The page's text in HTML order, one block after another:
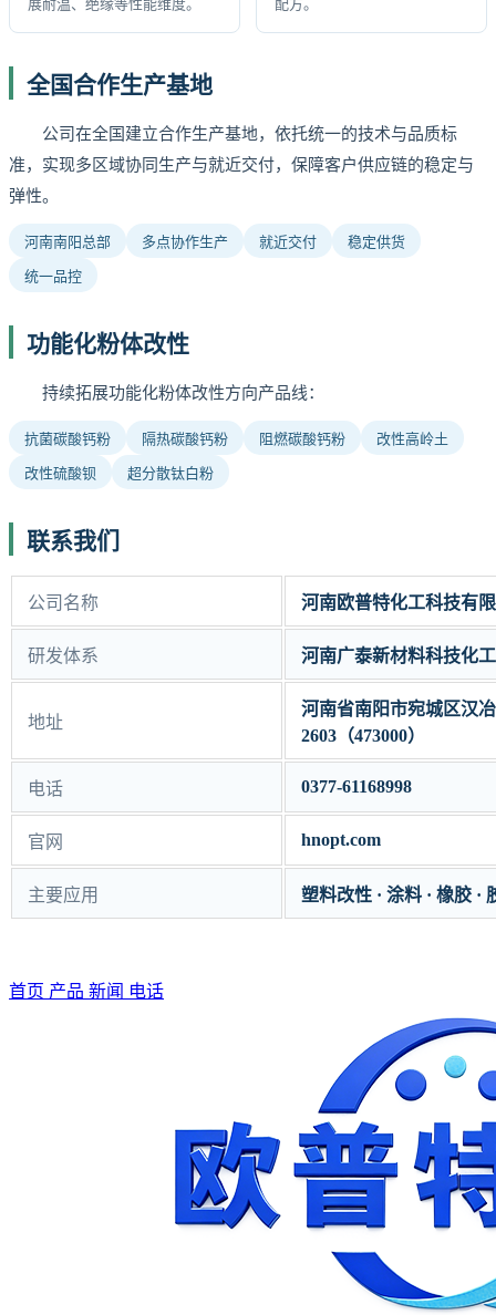
全国合作生产基地
公司在全国建立合作生产基地，依托统一的技术与品质标
准，实现多区域协同生产与就近交付，保障客户供应链的稳定与
弹性。
河南南阳总部 多点协作生产 就近交付
稳定供货
统一品控
功能化粉体改性
持续拓展功能化粉体改性方向产品线：
抗菌碳酸钙粉 隔热碳酸钙粉 阻燃碳酸钙粉
改性高岭土
改性硫酸钡
超分散钛白粉
联系我们
公司名称 河南欧普特化工科技有
研发体系 河南广泰新材料科技化
地址
河南省南阳市宛城区汉
2603（473000）
电话 0377-61168998
官网 hnopt.com
主要应用 塑料改性 · 涂料 · 橡胶 ·
首页 产品 新闻 电话